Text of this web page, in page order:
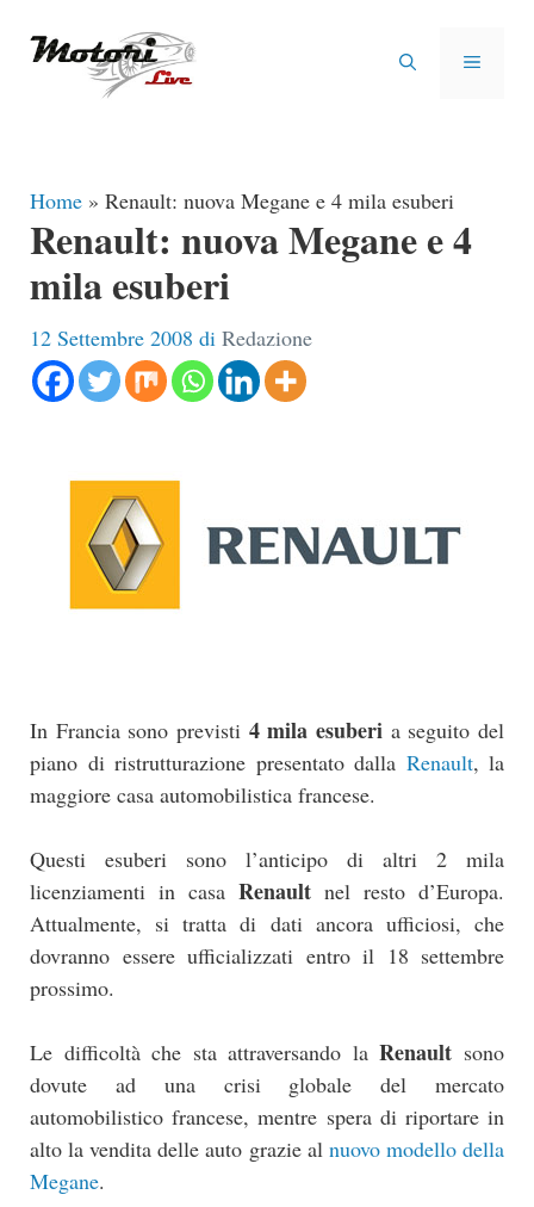
MENU
Home » Renault: nuova Megane e 4 mila esuberi
Renault: nuova Megane e 4
mila esuberi
12 Settembre 2008 di Redazione
In Francia sono previsti 4 mila esuberi a seguito del
piano di ristrutturazione presentato dalla Renault, la
maggiore casa automobilistica francese.
Questi esuberi sono l’anticipo di altri 2 mila
licenziamenti in casa Renault nel resto d’Europa.
Attualmente, si tratta di dati ancora ufficiosi, che
dovranno essere ufficializzati entro il 18 settembre
prossimo.
Le difficoltà che sta attraversando laRenault sono
dovute ad una crisi globale del mercato
automobilistico francese, mentre spera di riportare in
alto la vendita delle auto grazie al nuovo modello della
Megane.